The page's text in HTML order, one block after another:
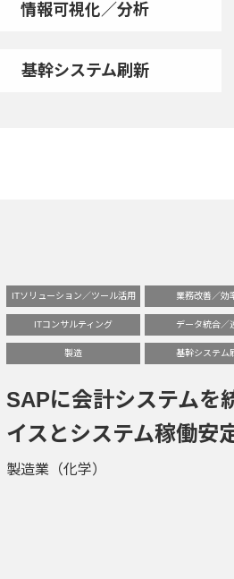
情報可視化／分析
基幹システム刷新
ITソリューション／ツール活用 業務改善／効
ITコンサルティング データ統合／
製造 基幹システム
SAPに会計システムを
イスとシステム稼働安
製造業（化学）